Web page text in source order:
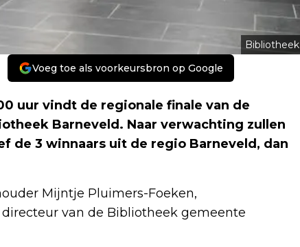
Bibliotheek
Voeg toe als voorkeursbron op Google
uur vindt de regionale finale van de
Barneveld. Naar verwachting zullen
de 3 winnaars uit de regio Barneveld, dan
Mijntje Pluimers-Foeken,
van de Bibliotheek gemeente